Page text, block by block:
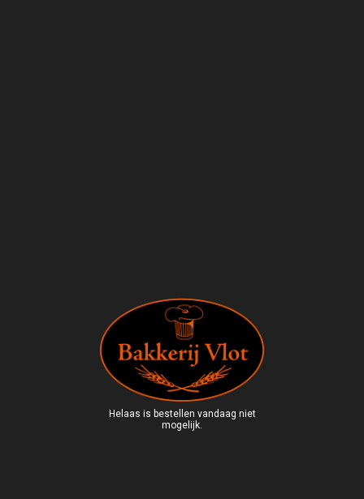
Helaas is bestellen vandaag niet
mogelijk.